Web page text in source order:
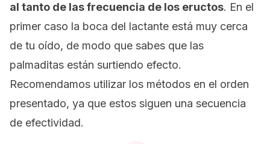
al tanto de las frecuencia de los eructos. En el
primer caso la boca del lactante está muy cerca
de tu oído, de modo que sabes que las
palmaditas están surtiendo efecto.
Recomendamos utilizar los métodos en el orden
presentado, ya que estos siguen una secuencia
de efectividad.